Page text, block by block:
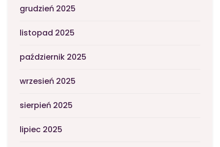
grudzień 2025
listopad 2025
październik 2025
wrzesień 2025
sierpień 2025
lipiec 2025